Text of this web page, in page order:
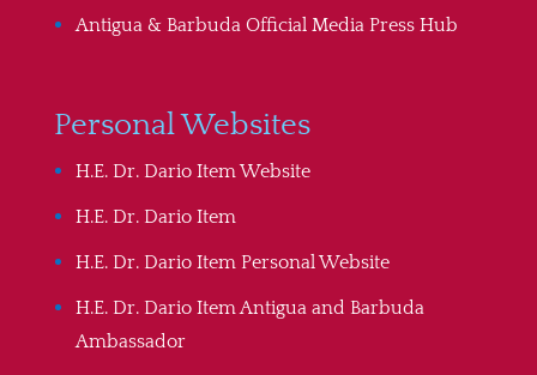
Antigua & Barbuda Official Media Press Hub
Personal Websites
H.E. Dr. Dario Item Website
H.E. Dr. Dario Item
H.E. Dr. Dario Item Personal Website
H.E. Dr. Dario Item Antigua and Barbuda
Ambassador